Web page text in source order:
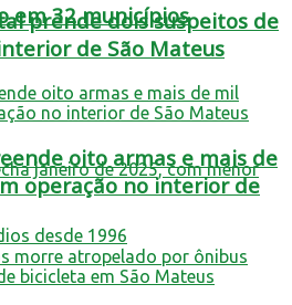
em 32 municípios
prende dois suspeitos de
de São Mateus
oito armas e mais de
operação no interior de